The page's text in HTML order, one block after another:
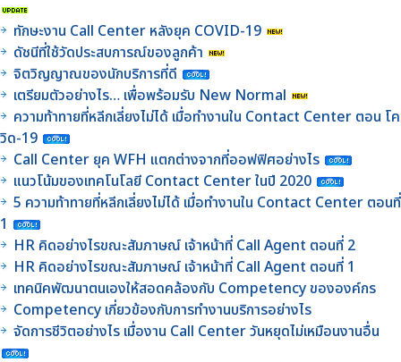
ทักษะงาน Call Center หลังยุค COVID-19
ดัชนีที่ใช้วัดประสบการณ์ของลูกค้า
จิตวิญญาณของนักบริการที่ดี
เตรียมตัวอย่างไร… เพื่อพร้อมรับ New Normal
ความท้าทายที่หลีกเลี่ยงไม่ได้ เมื่อทำงานใน Contact Center ตอน โค
วิด-19
Call Center ยุค WFH แตกต่างจากที่ออฟฟิศอย่างไร
แนวโน้มของเทคโนโลยี Contact Center ในปี 2020
5 ความท้าทายที่หลีกเลี่ยงไม่ได้ เมื่อทำงานใน Contact Center ตอนที่
1
HR คิดอย่างไรขณะสัมภาษณ์ เจ้าหน้าที่ Call Agent ตอนที่ 2
HR คิดอย่างไรขณะสัมภาษณ์ เจ้าหน้าที่ Call Agent ตอนที่ 1
เทคนิคพัฒนาตนเองให้สอดคล้องกับ Competency ขององค์กร
Competency เกี่ยวข้องกับการทำงานบริการอย่างไร
จัดการชีวิตอย่างไร เมื่องาน Call Center วันหยุดไม่เหมือนงานอื่น